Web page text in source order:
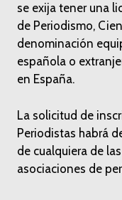
se exija tener una
de Periodismo,
denominación
española o
en España.
La solicitud de
Periodistas habrá
de cualquiera de
asociaciones de